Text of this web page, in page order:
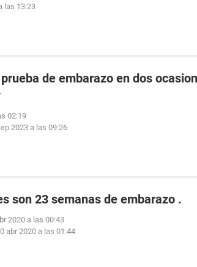
las 13:23
de embarazo en dos
02:19
2023 a las 09:26
son 23 semanas de embarazo .
2020 a las 00:43
abr 2020 a las 01:44